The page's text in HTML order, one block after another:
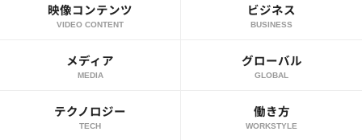
映像コンテンツ
VIDEO CONTENT
ビジネス
BUSINESS
メディア
MEDIA
グローバル
GLOBAL
テクノロジー
TECH
働き方
WORKSTYLE